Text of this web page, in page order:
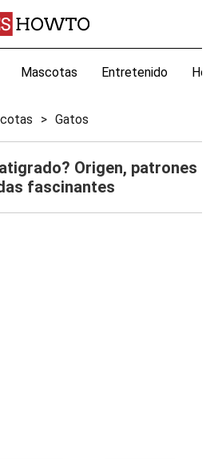
Mascotas Entretenido
Gatos
Origen, patrones
fascinantes